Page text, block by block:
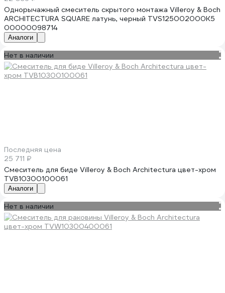
Однорычажный смеситель скрытого монтажа Villeroy & Boch
ARCHITECTURA SQUARE латунь, черный TVS125002000K5
00000098714
Аналоги
Нет в наличии
Последняя цена
25 711 ₽
Смеситель для биде Villeroy & Boch Architectura цвет-хром
TVB10300100061
Аналоги
Нет в наличии